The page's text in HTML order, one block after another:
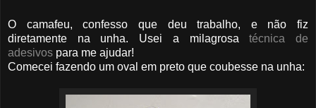
O camafeu, confesso que deu trabalho, e não fiz
diretamente na unha. Usei a milagrosatécnica de
adesivos para me ajudar!
Comecei fazendo um oval em preto que coubesse na unha: